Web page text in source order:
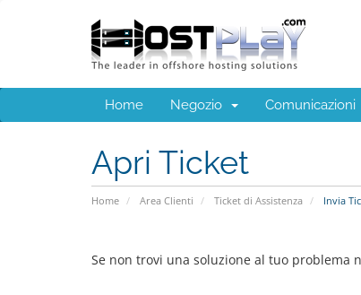
Home Negozio Comunicazioni
Apri Ticket
Home Area Clienti Ticket di Assistenza Invia
Se non trovi una soluzione al tuo problema